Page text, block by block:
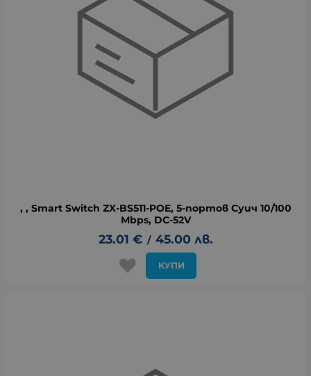
, , Smart Switch ZX-BS511-POE, 5-портов Суич 10/100
Mbps, DC-52V
23.01 € / 45.00 лв.
КУПИ